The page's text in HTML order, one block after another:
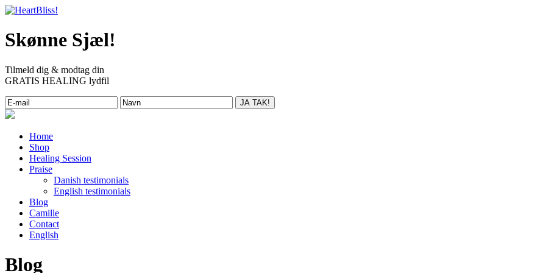
Skønne Sjæl!
Tilmeld dig & modtag din
GRATIS HEALING lydfil
Home
Shop
Healing Session
Praise
Danish testimonials
English testimonials
Blog
Camille
Contact
English
Blog